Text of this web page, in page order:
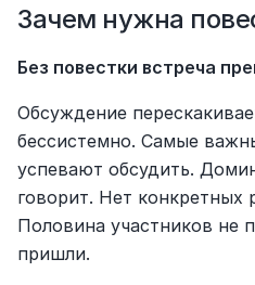
Зачем нужна
Без повестки встреча
Обсуждение
бессистемно. Самые
успевают обсудить.
говорит. Нет конкретных
Половина участников не
пришли.